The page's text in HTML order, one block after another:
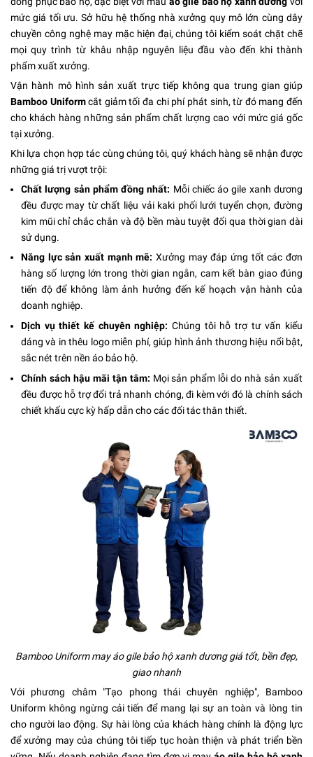
mức giá tối ưu. Sở hữu hệ thống nhà xưởng quy mô lớn cùng dây
chuyền công nghệ may mặc hiện đại, chúng tôi kiểm soát chặt chẽ
mọi quy trình từ khâu nhập nguyên liệu đầu vào đến khi thành
phẩm xuất xưởng.
Vận hành mô hình sản xuất trực tiếp không qua trung gian giúp
Bamboo Uniformcắt giảm tối đa chi phí phát sinh, từ đó mang đến
cho khách hàng những sản phẩm chất lượng cao với mức giá gốc
tại xưởng.
Khi lựa chọn hợp tác cùng chúng tôi, quý khách hàng sẽ nhận được
những giá trị vượt trội:
Chất lượng sản phẩm đồng nhất: Mỗi chiếc áo gile xanh dương
đều được may từ chất liệu vải kaki phối lưới tuyển chọn, đường
kim mũi chỉ chắc chắn và độ bền màu tuyệt đối qua thời gian dài
sử dụng.
Năng lực sản xuất mạnh mẽ: Xưởng may đáp ứng tốt các đơn
hàng số lượng lớn trong thời gian ngắn, cam kết bàn giao đúng
tiến độ để không làm ảnh hưởng đến kế hoạch vận hành của
doanh nghiệp.
Dịch vụ thiết kế chuyên nghiệp: Chúng tôi hỗ trợ tư vấn kiểu
dáng và in thêu logo miễn phí, giúp hình ảnh thương hiệu nổi bật,
sắc nét trên nền áo bảo hộ.
Chính sách hậu mãi tận tâm: Mọi sản phẩm lỗi do nhà sản xuất
đều được hỗ trợ đổi trả nhanh chóng, đi kèm với đó là chính sách
chiết khấu cực kỳ hấp dẫn cho các đối tác thân thiết.
Bamboo Uniform may áo gile bảo hộ xanh dương giá tốt, bền đẹp,
giao nhanh
Với phương châm "Tạo phong thái chuyên nghiệp", Bamboo
Uniform không ngừng cải tiến để mang lại sự an toàn và lòng tin
cho người lao động. Sự hài lòng của khách hàng chính là động lực
để xưởng may của chúng tôi tiếp tục hoàn thiện và phát triển bền